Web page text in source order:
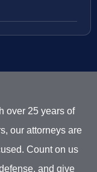
over 25 years of
our attorneys are
Count on us
and give